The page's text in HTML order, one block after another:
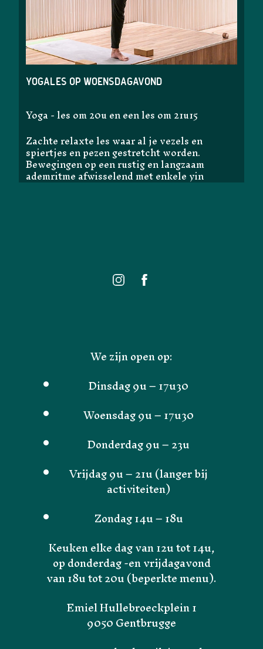
Yogales op woensdagavond
Yoga - les om 20u en een les om 21u15
Zachte relaxte les waar al je vezels en
spiertjes en pezen gestretcht worden.
Bewegingen op een rustig en langzaam
ademritme afwisselend met enkele yin
houdingen.
We zijn open op:
Dinsdag 9u – 17u30
Woensdag 9u – 17u30
Donderdag 9u – 23u
Vrijdag 9u – 21u (langer bij
activiteiten)
Zondag 14u – 18u
Keuken elke dag van 12u tot 14u,
op donderdag -en vrijdagavond
van 18u tot 20u (beperkte menu).
Emiel Hullebroeckplein 1
9050 Gentbrugge